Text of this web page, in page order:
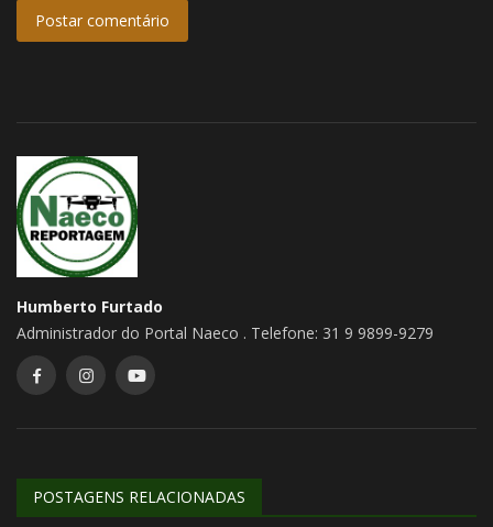
Postar comentário
Humberto Furtado
Administrador do Portal Naeco . Telefone: 31 9 9899-9279
POSTAGENS RELACIONADAS